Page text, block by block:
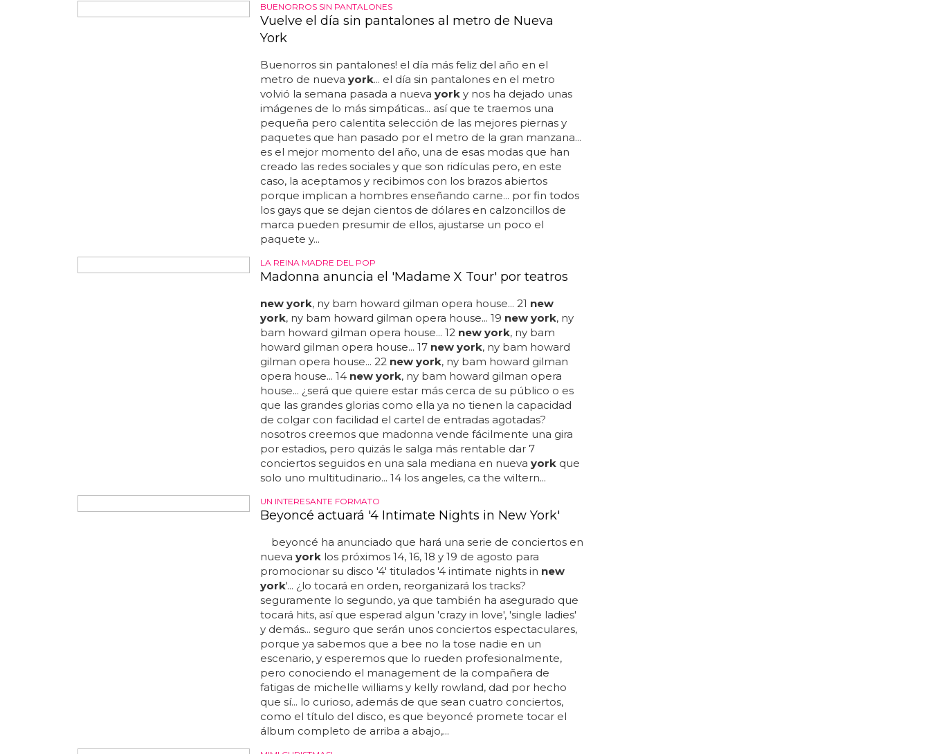
BUENORROS SIN PANTALONES
Vuelve el día sin pantalones al metro de Nueva
Buenorros sin pantalones! el día más feliz del año en el
metro de nueva york... el día sin pantalones en el metro
volvió la semana pasada a nuevayorky nos ha dejado unas
imágenes de lo más simpáticas... así que te traemos una
pequeña pero calentita selección de las mejores piernas y
paquetes que han pasado por el metro de la gran manzana...
es el mejor momento del año, una de esas modas que han
creado las redes sociales y que son ridículas pero, en este
caso, la aceptamos y recibimos con los brazos abiertos
porque implican a hombres enseñando carne... por fin todos
los gays que se dejan cientos de dólares en calzoncillos de
marca pueden presumir de ellos, ajustarse un poco el
LA REINA MADRE DEL POP
new york, ny bam howard gilman opera house... 21 new
york , ny bam howard gilman opera house... 19new york
bam howard gilman opera house... 12new york, ny bam
howard gilman opera house... 17new york, ny bam howard
gilman opera house... 22new york, ny bam howard gilman
opera house... 14new york, ny bam howard gilman opera
house... ¿será que quiere estar más cerca de su público o es
que las grandes glorias como ella ya no tienen la capacidad
de colgar con facilidad el cartel de entradas agotadas?
nosotros creemos que madonna vende fácilmente una gira
por estadios, pero quizás le salga más rentable dar 7
conciertos seguidos en una sala mediana en nuevayork
UN INTERESANTE FORMATO
beyoncé ha anunciado que hará una serie de conciertos en
nuevayorklos próximos 14, 16, 18 y 19 de agosto para
promocionar su disco '4' titulados '4 intimate nights in
york'... ¿lo tocará en orden, reorganizará los tracks?
seguramente lo segundo, ya que también ha asegurado que
tocará hits, así que esperad algun 'crazy in love', 'single ladies'
y demás... seguro que serán unos conciertos espectaculares,
porque ya sabemos que a bee no la tose nadie en un
escenario, y esperemos que lo rueden profesionalmente,
pero conociendo el management de la compañera de
fatigas de michelle williams y kelly rowland, dad por hecho
que sí... lo curioso, además de que sean cuatro conciertos,
como el título del disco, es que beyoncé promete tocar el